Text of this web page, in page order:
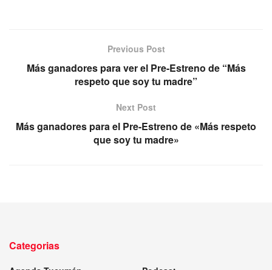
Previous Post
Más ganadores para ver el Pre-Estreno de “Más
respeto que soy tu madre”
Next Post
Más ganadores para el Pre-Estreno de «Más respeto
que soy tu madre»
Categorias